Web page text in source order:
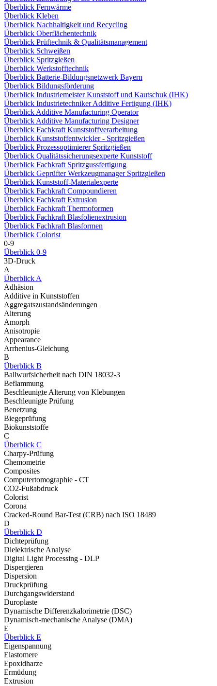
Überblick Fernwärme
Überblick Kleben
Überblick Nachhaltigkeit und Recycling
Überblick Oberflächentechnik
Überblick Prüftechnik & Qualitätsmanagement
Überblick Schweißen
Überblick Spritzgießen
Überblick Werkstofftechnik
Überblick Batterie-Bildungsnetzwerk Bayern
Überblick Bildungsförderung
Überblick Industriemeister Kunststoff und Kautschuk (IHK)
Überblick Industrietechniker Additive Fertigung (IHK)
Überblick Additive Manufacturing Operator
Überblick Additive Manufacturing Designer
Überblick Fachkraft Kunststoffverarbeitung
Überblick Kunststoffentwickler - Spritzgießen
Überblick Prozessoptimierer Spritzgießen
Überblick Qualitätssicherungsexperte Kunststoff
Überblick Fachkraft Spritzgussfertigung
Überblick Geprüfter Werkzeugmanager Spritzgießen
Überblick Kunststoff-Materialexperte
Überblick Fachkraft Compoundieren
Überblick Fachkraft Extrusion
Überblick Fachkraft Thermoformen
Überblick Fachkraft Blasfolienextrusion
Überblick Fachkraft Blasformen
Überblick Colorist
0-9
Überblick 0-9
3D-Druck
A
Überblick A
Adhäsion
Additive in Kunststoffen
Aggregatszustandsänderungen
Alterung
Amorph
Anisotropie
Appearance
Arrhenius-Gleichung
B
Überblick B
Ballwurfsicherheit nach DIN 18032-3
Beflammung
Beschleunigte Alterung von Klebungen
Beschleunigte Prüfung
Benetzung
Biegeprüfung
Biokunststoffe
C
Überblick C
Charpy-Prüfung
Chemometrie
Composites
Computertomographie - CT
CO2-Fußabdruck
Colorist
Corona
Cracked-Round Bar-Test (CRB) nach ISO 18489
D
Überblick D
Dichteprüfung
Dielektrische Analyse
Digital Light Processing - DLP
Dispergieren
Dispersion
Druckprüfung
Durchgangswiderstand
Duroplaste
Dynamische Differenzkalorimetrie (DSC)
Dynamisch-mechanische Analyse (DMA)
E
Überblick E
Eigenspannung
Elastomere
Epoxidharze
Ermüdung
Extrusion